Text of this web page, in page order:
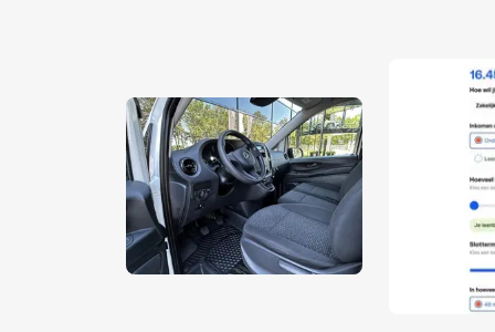
Laadruimtebekleding hout (VA2)
Passagiersbank, twee passagiers voor (S23)
Scheidingswand doorlopend (D50)
TEMPMATIK (Airco) (HH9)
Warmtewerend glas (H20)
Adaptieve remlichten (LE1)
Agm (absorption glass mat) accu 12v/95ah (ED4)